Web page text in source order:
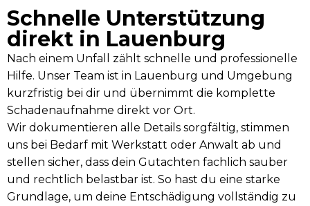
Schnelle Unterstützung
direkt in Lauenburg
Nach einem Unfall zählt schnelle und professionelle
Hilfe. Unser Team ist in Lauenburg und Umgebung
kurzfristig bei dir und übernimmt die komplette
Schadenaufnahme direkt vor Ort.
Wir dokumentieren alle Details sorgfältig, stimmen
uns bei Bedarf mit Werkstatt oder Anwalt ab und
stellen sicher, dass dein Gutachten fachlich sauber
und rechtlich belastbar ist. So hast du eine starke
Grundlage, um deine Entschädigung vollständig zu